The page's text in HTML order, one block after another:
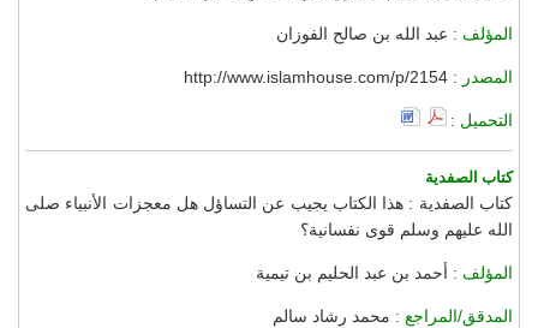
المؤلف : عبد الله بن صالح الفوزان
المصدر : http://www.islamhouse.com/p/2154
التحميل :
كتاب الصفدية
كتاب الصفدية : هذا الكتاب يجيب عن التساؤل هل معجزات الأنبياء صلى
الله عليهم وسلم قوى نفسانية؟
المؤلف : أحمد بن عبد الحليم بن تيمية
المدقق/المراجع : محمد رشاد سالم